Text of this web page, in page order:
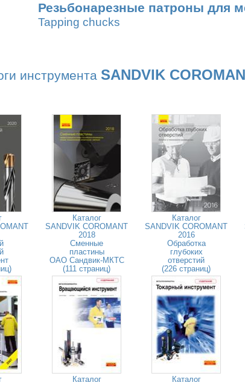
Резьбонарезные патроны для
Tapping chucks
инструмента SANDVIK
Каталог
SANDVIK COROMANT
2018
Сменные
пластины
ОАО Сандвик-МКТС
(111 страниц)
Каталог
SANDVIK COROMANT
2016
Обработка
глубоких
отверстий
(226 страниц)
Каталог
Каталог